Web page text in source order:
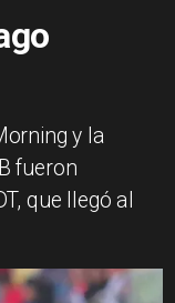
y la
fueron
que llegó al